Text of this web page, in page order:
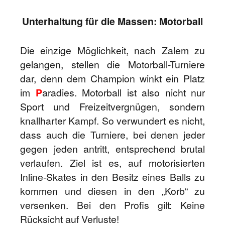
Unterhaltung für die Massen: Motorball
Die einzige Möglichkeit, nach Zalem zu
gelangen, stellen die Motorball-Turniere
dar, denn dem Champion winkt ein Platz
im Paradies. Motorball ist also nicht nur
Sport und Freizeitvergnügen, sondern
knallharter Kampf. So verwundert es nicht,
dass auch die Turniere, bei denen jeder
gegen jeden antritt, entsprechend brutal
verlaufen. Ziel ist es, auf motorisierten
Inline-Skates in den Besitz eines Balls zu
kommen und diesen in den „Korb“ zu
versenken. Bei den Profis gilt: Keine
Rücksicht auf Verluste!